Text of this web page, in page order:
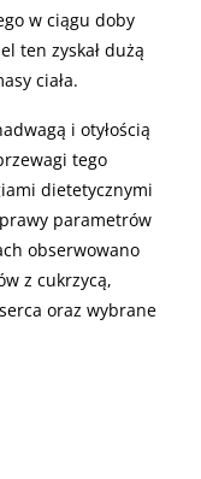
w ciągu doby
ten zyskał dużą
ciała.
i otyłością
tego
dietetycznymi
parametrów
obserwowano
z cukrzycą,
oraz wybrane